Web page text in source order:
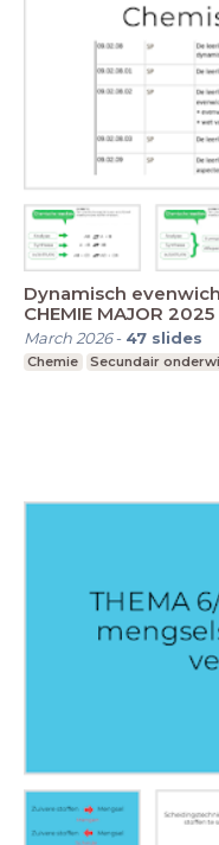
Dynamisch
CHEMIE MAJOR 2025
March 2026- 47 slides
Chemie Secundair